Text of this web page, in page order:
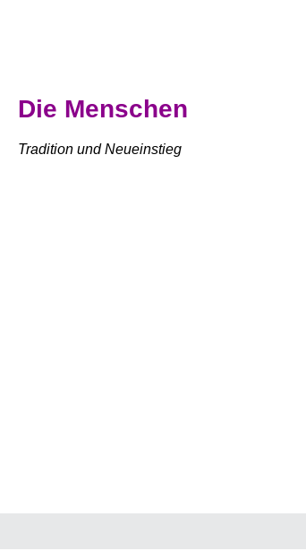
Die Menschen
Tradition und Neueinstieg